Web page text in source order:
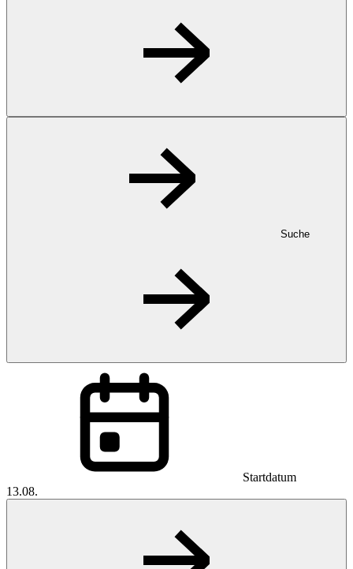
Suche
Startdatum
13.08.